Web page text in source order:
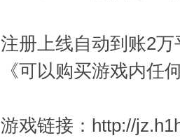
注册上线自动到账2万
《可以购买游戏内任
游戏链接：http://